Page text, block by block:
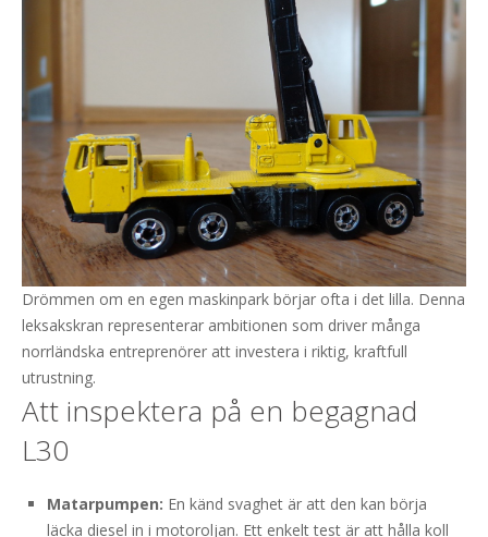
Drömmen om en egen maskinpark börjar ofta i det lilla. Denna
leksakskran representerar ambitionen som driver många
norrländska entreprenörer att investera i riktig, kraftfull
utrustning.
Att inspektera på en begagnad
L30
Matarpumpen: En känd svaghet är att den kan börja
läcka diesel in i motoroljan. Ett enkelt test är att hålla koll